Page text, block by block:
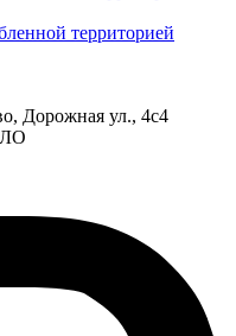
территорией
Дорожная ул., 4с4
ЛО